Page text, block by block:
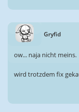
Gryfid
ow... naja nicht meins.
wird trotzdem fix